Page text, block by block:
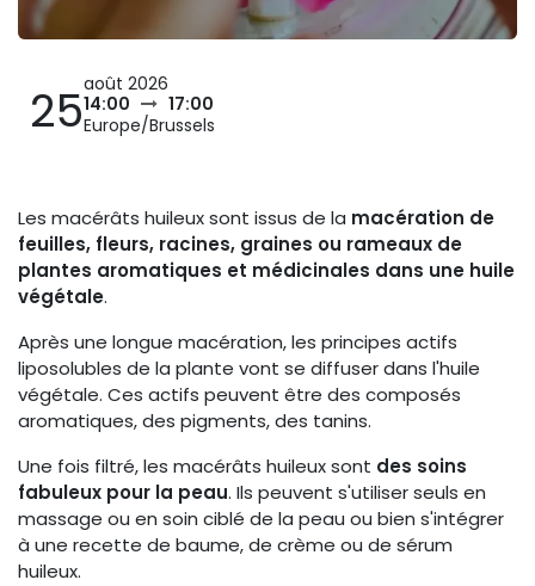
25août 2026
14:00
17:00
Europe/Brussels
Les macérâts huileux sont issus de la macération de
feuilles, fleurs, racines, graines ou rameaux de
plantes aromatiques et médicinales dans une huile
végétale.
Après une longue macération, les principes actifs
liposolubles de la plante vont se diffuser dans l'huile
végétale. Ces actifs peuvent être des composés
aromatiques, des pigments, des tanins.
Une fois filtré, les macérâts huileux sont des soins
fabuleux pour la peau. Ils peuvent s'utiliser seuls en
massage ou en soin ciblé de la peau ou bien s'intégrer
à une recette de baume, de crème ou de sérum
huileux.